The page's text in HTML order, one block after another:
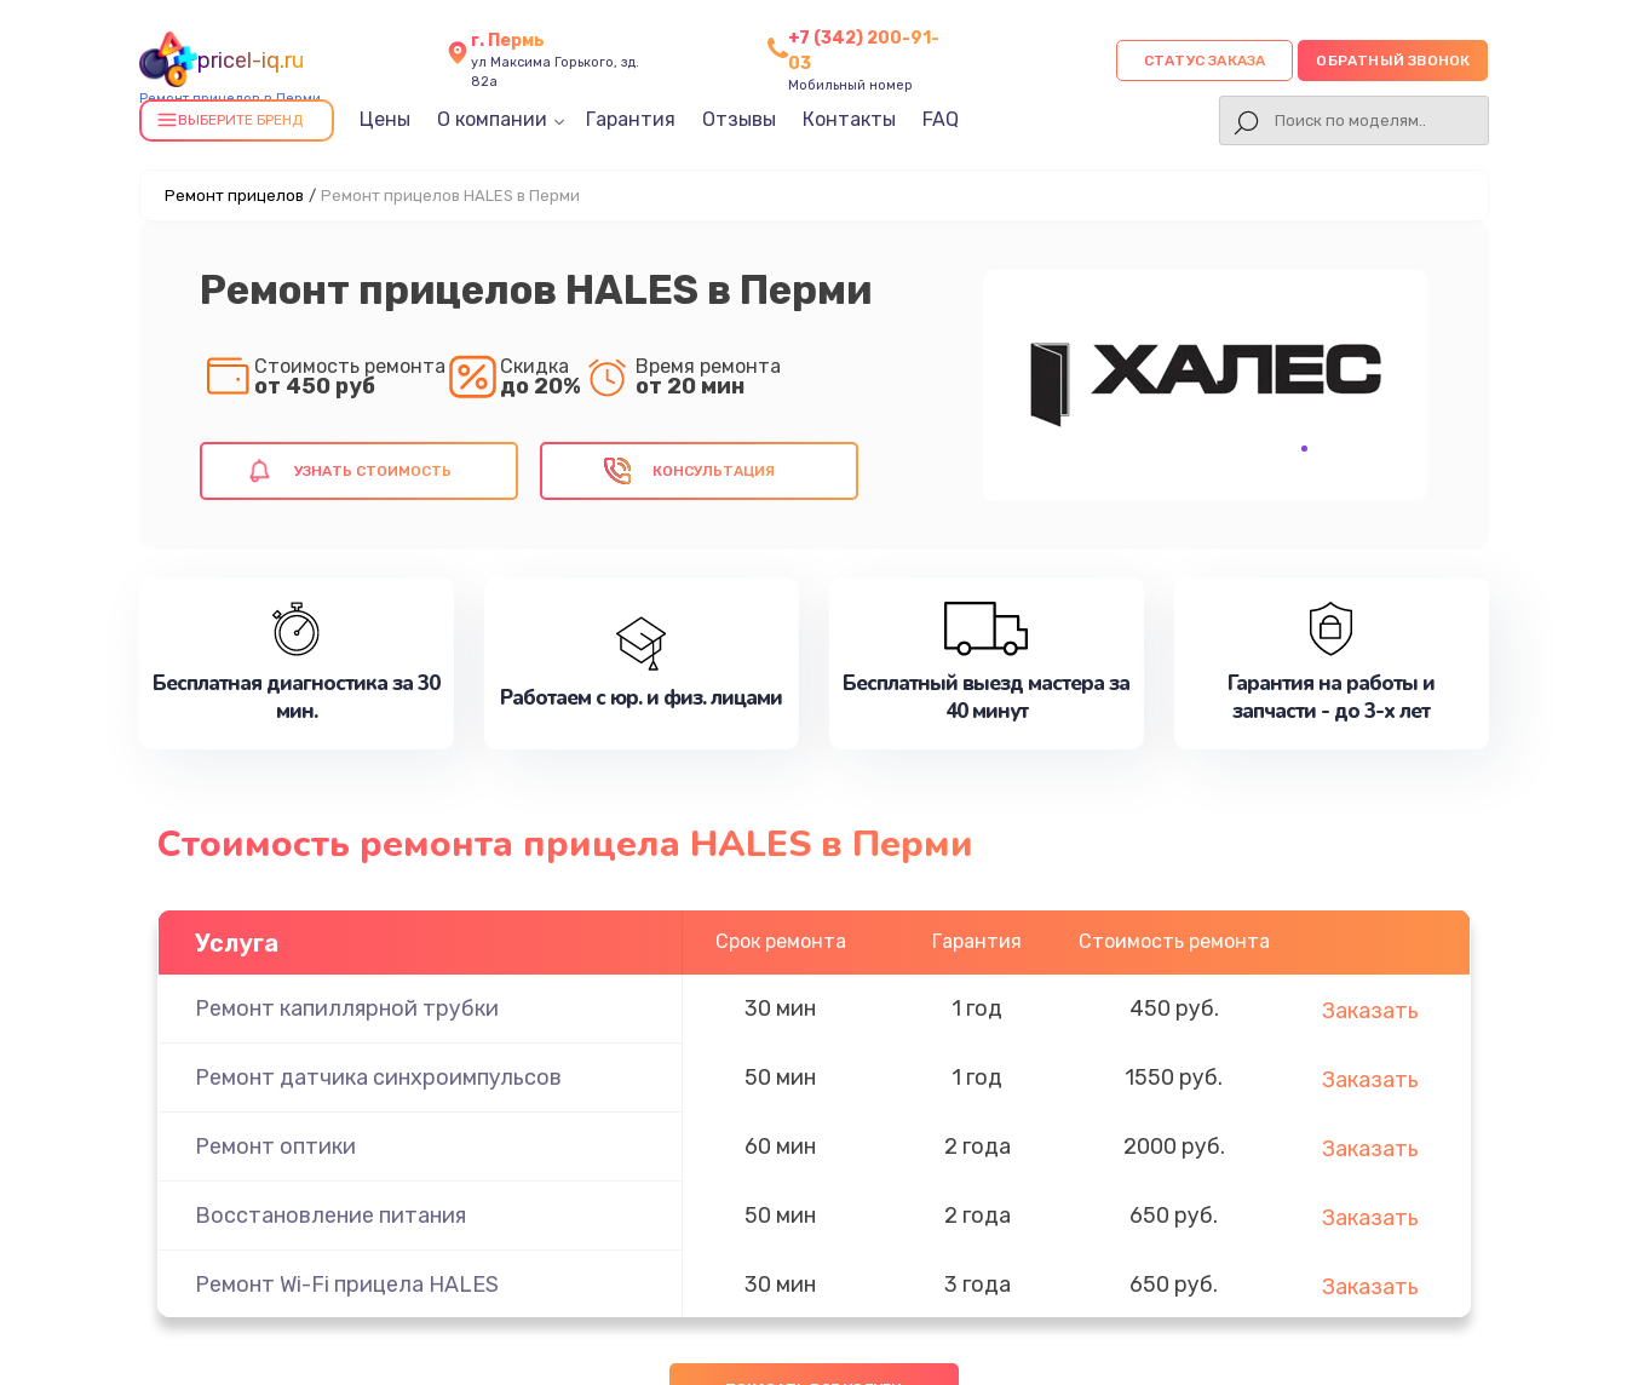
pricel-iq.ru
Ремонт прицелов в Перми
г. Пермь
ул Максима Горького, зд.
82а
+7 (342) 200-91-
03
Мобильный номер
СТАТУС ЗАКАЗА ОБРАТНЫЙ ЗВОНОК
ВЫБЕРИТЕ БРЕНД Цены О компании Гарантия Отзывы Контакты FAQ
Ремонт прицелов / Ремонт прицелов HALES в Перми
Ремонт прицелов HALES в Перми
Стоимость ремонта
от 450 руб
Скидка
до 20%
Время ремонта
от 20 мин
УЗНАТЬ СТОИМОСТЬ КОНСУЛЬТАЦИЯ
Бесплатная диагностика за 30
мин.
Работаем с юр. и физ. лицами
Бесплатный выезд мастера за
40 минут
Гарантия на работы и
запчасти - до 3-х лет
Стоимость ремонта прицела HALES в Перми
Услуга Срок ремонта Гарантия Стоимость ремонта
Ремонт капиллярной трубки 30 мин 1 год 450 руб. Заказать
Ремонт датчика синхроимпульсов 50 мин 1 год 1550 руб. Заказать
Ремонт оптики 60 мин 2 года 2000 руб. Заказать
Восстановление питания 50 мин 2 года 650 руб. Заказать
Ремонт Wi-Fi прицела HALES 30 мин 3 года 650 руб. Заказать